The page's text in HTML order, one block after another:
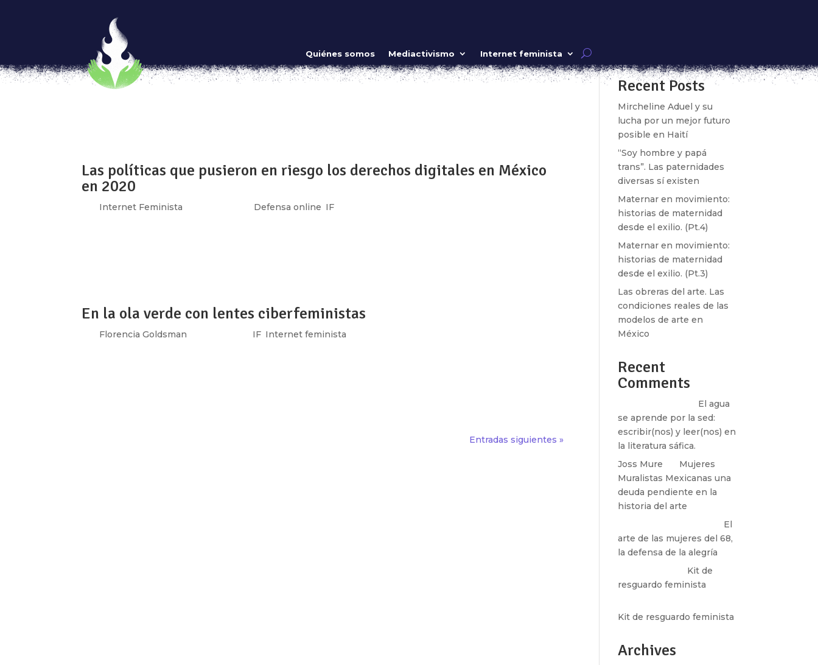
Quiénes somos Mediactivismo Internet feminista
La Violencia Algorítmica: el patriarcado 2.0 en tiempos de COVID-19
por Internet Feminista|Sep 1, 2021|Defensa online,IF,Internet feminista
Por: Natalia Rios Rivera En 2015 habían 2 mil millones de personas en línea y se esperan 6 mil millones en
Las políticas que pusieron en riesgo los derechos digitales en México
en 2020
Internet Feminista Defensa online IF
En la ola verde con lentes ciberfeministas
Florencia Goldsman IF Internet feminista
Entradas siguientes »
Recent Posts
Mircheline Aduel y su
lucha por un mejor futuro
posible en Haití
“Soy hombre y papá
trans”. Las paternidades
diversas sí existen
Maternar en movimiento:
historias de maternidad
desde el exilio. (Pt.4)
Maternar en movimiento:
historias de maternidad
desde el exilio. (Pt.3)
Las obreras del arte. Las
condiciones reales de las
modelos de arte en
México
Recent
Comments
El agua
se aprende por la sed:
escribir(nos) y leer(nos) en
la literatura sáfica.
Joss Mure
Mujeres
Muralistas Mexicanas una
deuda pendiente en la
historia del arte
El
arte de las mujeres del 68,
la defensa de la alegría
Kit de
resguardo feminista
Kit de resguardo feminista
Archives